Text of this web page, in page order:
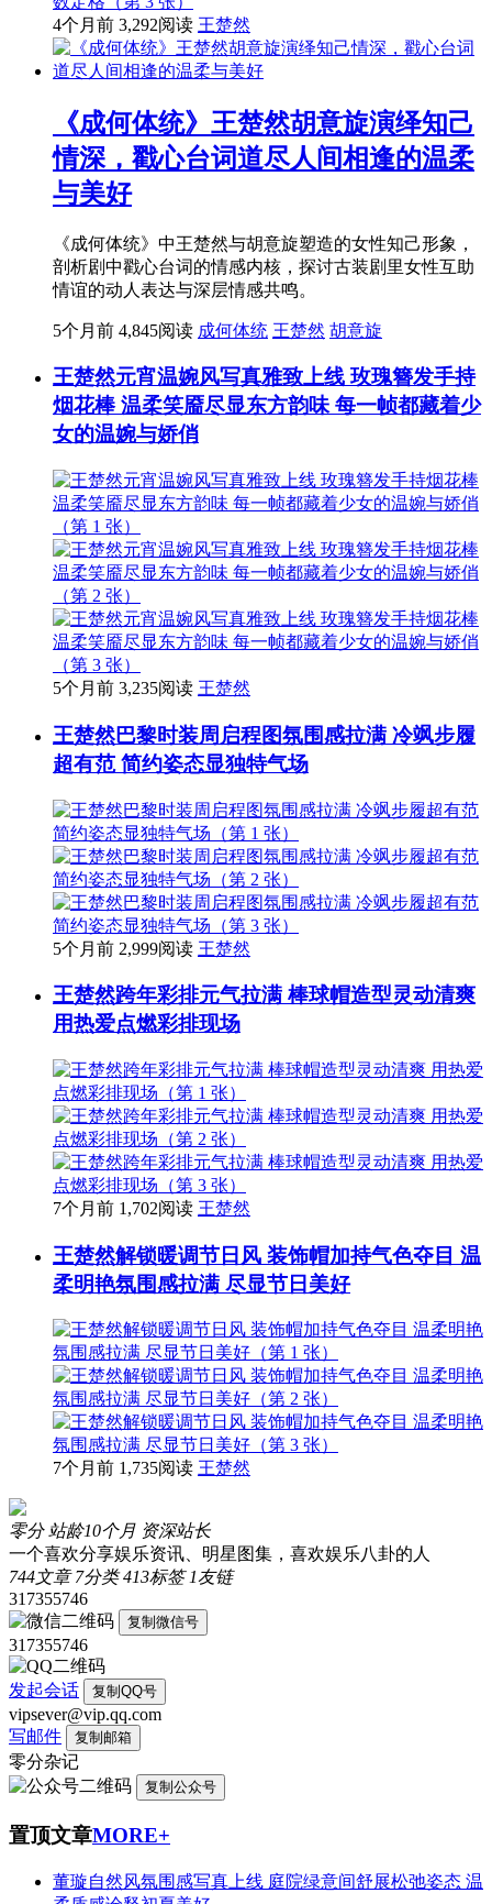
4个月前 3,292阅读 王楚然
《成何体统》王楚然胡意旋演绎知己
情深，戳心台词道尽人间相逢的温柔
与美好
《成何体统》中王楚然与胡意旋塑造的女性知己形象，
剖析剧中戳心台词的情感内核，探讨古装剧里女性互助
情谊的动人表达与深层情感共鸣。
5个月前 4,845阅读 成何体统 王楚然 胡意旋
王楚然元宵温婉风写真雅致上线 玫瑰簪发手持
烟花棒 温柔笑靥尽显东方韵味 每一帧都藏着少
女的温婉与娇俏
5个月前 3,235阅读 王楚然
王楚然巴黎时装周启程图氛围感拉满 冷飒步履
超有范 简约姿态显独特气场
5个月前 2,999阅读 王楚然
王楚然跨年彩排元气拉满 棒球帽造型灵动清爽
用热爱点燃彩排现场
7个月前 1,702阅读 王楚然
王楚然解锁暖调节日风 装饰帽加持气色夺目 温
柔明艳氛围感拉满 尽显节日美好
7个月前 1,735阅读 王楚然
零分 站龄10个月 资深站长
一个喜欢分享娱乐资讯、明星图集，喜欢娱乐八卦的人
744文章 7分类 413标签 1友链
317355746
复制微信号
317355746
发起会话 复制QQ号
vipsever@vip.qq.com
写邮件
复制邮箱
零分杂记
复制公众号
置顶文章MORE+
董璇自然风氛围感写真上线 庭院绿意间舒展松弛姿态 温